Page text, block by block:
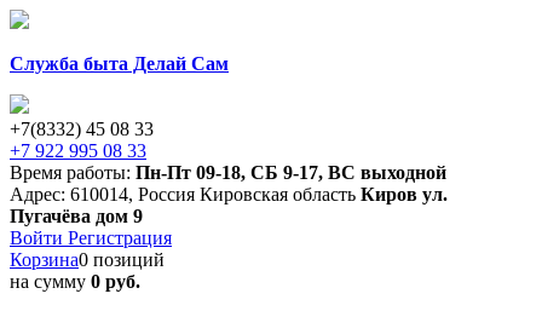
Служба быта Делай Сам
+7(8332) 45 08 33
+7 922 995 08 33
Время работы: Пн-Пт 09-18, СБ 9-17, ВС выходной
Адрес: 610014, Россия Кировская область Киров ул.
Пугачёва дом 9
Войти Регистрация
Корзина0 позиций
на сумму 0 руб.